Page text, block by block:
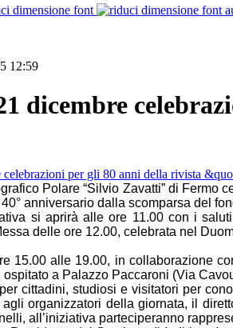
dimensione font
12:59
dicembre
Polare “Silvio Zavatti” di
anniversario dalla scomparsa del
si aprirà alle ore 11.00 con i
delle ore 12.00, celebrata nel
15.00 alle 19.00, in collaborazione
a Palazzo Paccaroni (Via
cittadini, studiosi e visitatori per
agli organizzatori della giornata, il
all’iniziativa parteciperanno